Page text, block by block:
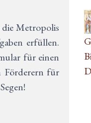
Metropolis
erfüllen.
für einen
Förderern für